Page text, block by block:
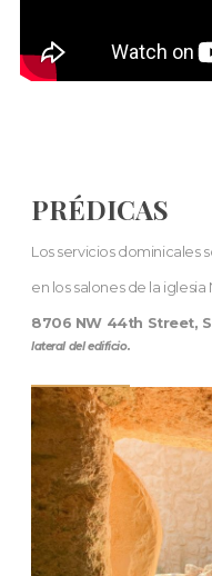
PRÉDICAS
Los servicios dominicales
en los salones de la
8706 NW 44th Street,
lateral del edificio.